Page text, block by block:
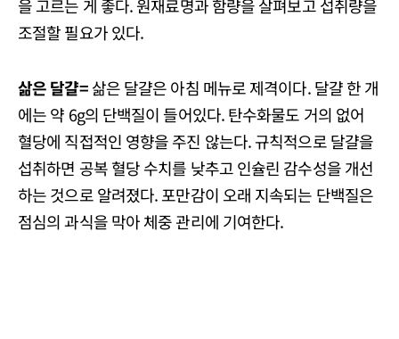
을 고르는 게 좋다. 원재료명과 함량을 살펴보고 섭취량을
조절할 필요가 있다.
삶은 달걀=삶은 달걀은 아침 메뉴로 제격이다. 달걀 한 개
에는 약 6g의 단백질이 들어있다. 탄수화물도 거의 없어
혈당에 직접적인 영향을 주진 않는다. 규칙적으로 달걀을
섭취하면 공복 혈당 수치를 낮추고 인슐린 감수성을 개선
하는 것으로 알려졌다. 포만감이 오래 지속되는 단백질은
점심의 과식을 막아 체중 관리에 기여한다.